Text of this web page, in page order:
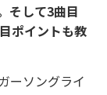
そして3曲目
ポイントも教
ーソングライ